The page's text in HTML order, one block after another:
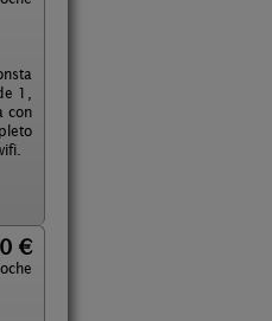
1,
con
€